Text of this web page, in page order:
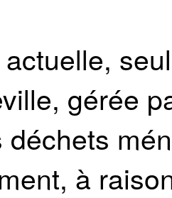
actuelle,
gérée
déchets
à